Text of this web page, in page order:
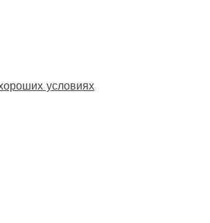
условиях